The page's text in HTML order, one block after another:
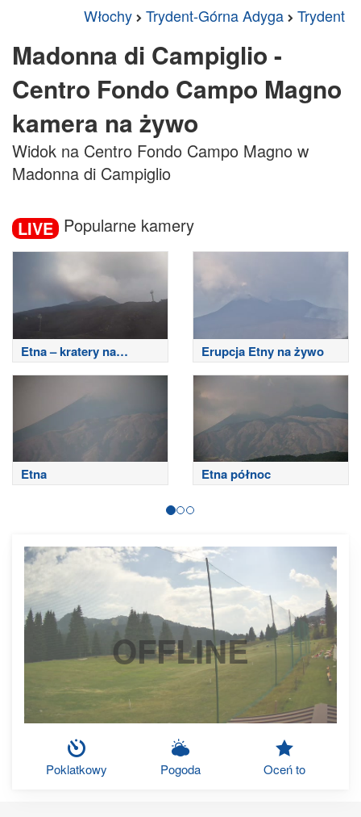
Włochy Trydent-Górna Adyga Trydent
Madonna di Campiglio -
Centro Fondo Campo Magno
kamera na żywo
Widok na Centro Fondo Campo Magno w
Madonna di Campiglio
LIVE Popularne kamery
Etna – kratery na
szczycie
Erupcja Etny na żywo
Etna Etna północ
OFFLINE
Poklatkowy Pogoda Oceń to